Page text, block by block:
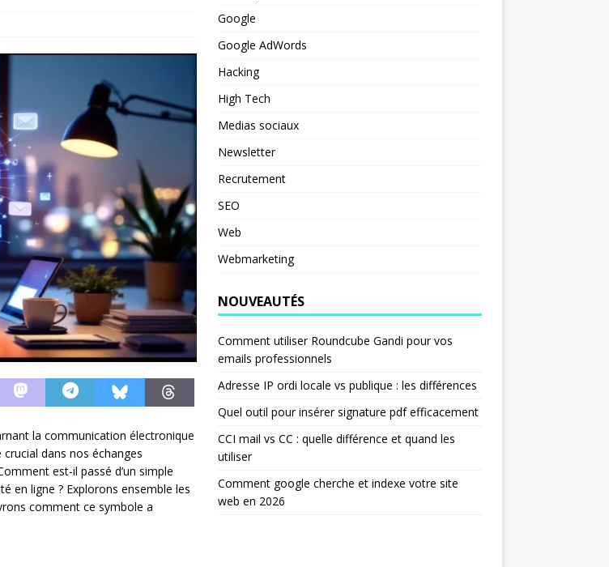
la communication électronique
dans nos échanges
est-il passé d’un simple
en ligne ? Explorons ensemble les
comment ce symbole a
Google
Google AdWords
Hacking
High Tech
Medias sociaux
Newsletter
Recrutement
SEO
Web
Webmarketing
NOUVEAUTÉS
Comment utiliser Roundcube Gandi pour vos
emails professionnels
Adresse IP ordi locale vs publique : les différences
Quel outil pour insérer signature pdf efficacement
CCI mail vs CC : quelle différence et quand les
utiliser
Comment google cherche et indexe votre site
web en 2026